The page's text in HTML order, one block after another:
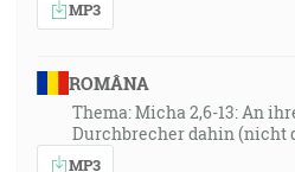
MP3
ROMÂNA
Thema: Micha 2,6-13: An
Durchbrecher dahin (nicht
MP3